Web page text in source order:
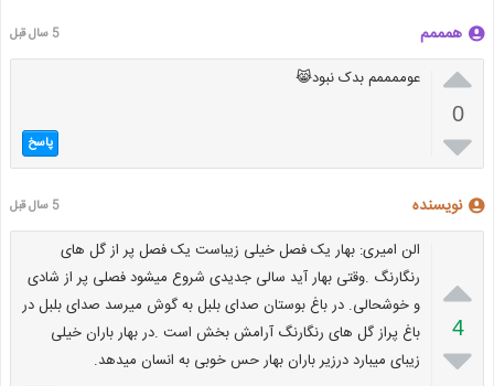
همممم 5 سال قبل

0

عوممممم بدک نبود😹
پاسخ
نویسنده 5 سال قبل

4

الن امیری: بهار یک فصل خیلی زیباست یک فصل پر از گل های
رنگارنگ .وقتی بهار آید سالی جدیدی شروع میشود فصلی پر از شادی
و خوشحالی. در باغ بوستان صدای بلبل به گوش میرسد صدای بلبل در
باغ پراز گل های رنگارنگ آرامش بخش است .در بهار باران خیلی
زیبای میبارد درزیر باران بهار حس خوبی به انسان میدهد.